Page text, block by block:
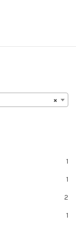
×
1
1
2
1